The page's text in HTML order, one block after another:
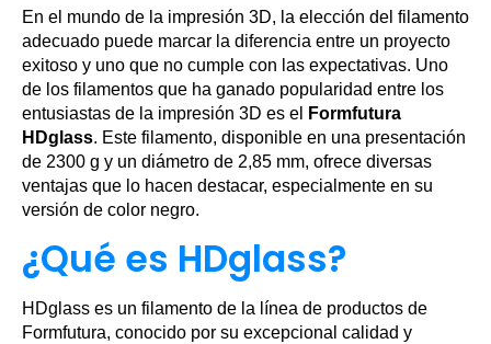
En el mundo de la impresión 3D, la elección del filamento
adecuado puede marcar la diferencia entre un proyecto
exitoso y uno que no cumple con las expectativas. Uno
de los filamentos que ha ganado popularidad entre los
entusiastas de la impresión 3D es el
Formfutura
HDglass. Este filamento, disponible en una presentación
de 2300 g y un diámetro de 2,85 mm, ofrece diversas
ventajas que lo hacen destacar, especialmente en su
versión de color negro.
¿Qué es HDglass?
HDglass es un filamento de la línea de productos de
Formfutura, conocido por su excepcional calidad y